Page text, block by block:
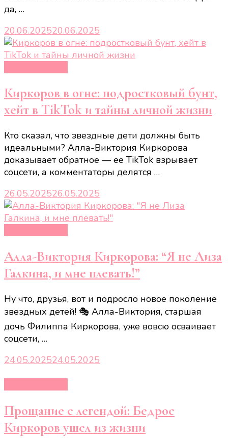
да, …
20.06.202520.06.2025
Киркоров в огне: подростковый бунт,
хейт в TikTok и тайны личной жизни
Кто сказал, что звездные дети должны быть
идеальными? Алла-Виктория Киркорова
доказывает обратное — ее TikTok взрывает
соцсети, а комментаторы делятся …
26.05.202526.05.2025
Алла-Виктория Киркорова: “Я не Лиза
Галкина, и мне плевать!”
Ну что, друзья, вот и подросло новое поколение
звездных детей! 🎭 Алла-Виктория, старшая
дочь Филиппа Киркорова, уже вовсю осваивает
соцсети, …
24.05.202524.05.2025
Прощание с легендой: Бедрос
Киркоров ушел из жизни